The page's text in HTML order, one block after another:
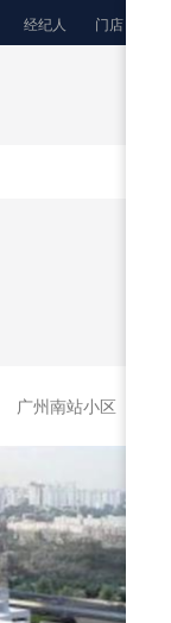
经纪人 门店
广州南站小区